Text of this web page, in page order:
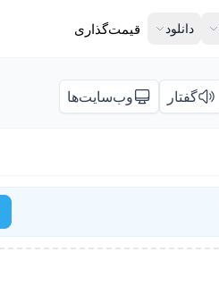
دانلود قیمت‌گذاری
گفتار وب‌سایت‌ها